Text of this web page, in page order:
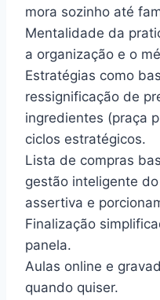
mora sozinho até
Mentalidade da
a organização e o
Estratégias como
ressignificação de
ingredientes (praça
ciclos estratégicos.
Lista de compras
gestão inteligente
assertiva e
Finalização
panela.
Aulas online e
quando quiser.